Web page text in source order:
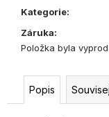
Kategorie:
Záruka:
Položka byla
Popis